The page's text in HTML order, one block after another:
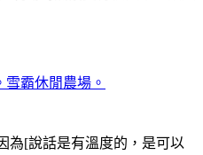
霸休閒農場。
為[說話是有溫度的，是可以